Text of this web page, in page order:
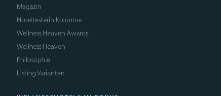
Magazin
Hoteltesterin Kolumne
Wellness Heaven Awards
Wellness Heaven
Philosophie
Listing Varianten